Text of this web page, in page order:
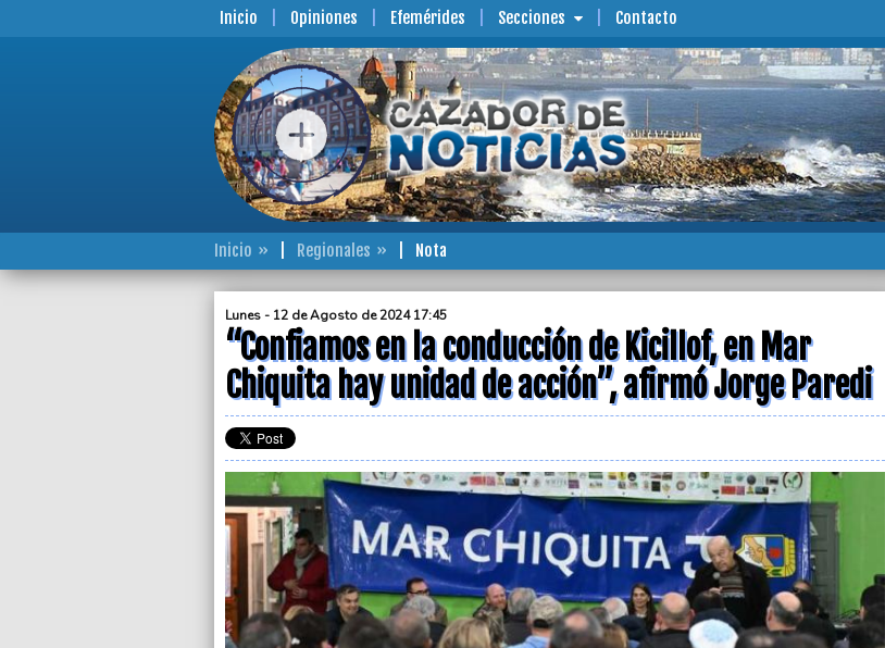
Inicio Opiniones Efemérides Secciones Contacto
Inicio Regionales Nota
Lunes - 12 de Agosto de 2024 17:45
“Confiamos en la conducción de Kicillof, en Mar
Chiquita hay unidad de acción”, afirmó Jorge Paredi